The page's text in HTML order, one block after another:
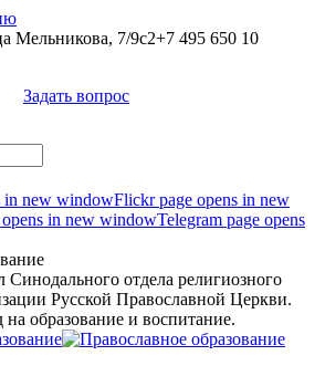
Мельникова, 7/9с2+7 495 650 10
Задать вопрос
in new windowFlickr page opens in new
in new windowTelegram page opens
отдела религиозного
Русской Православной Церкви.
образование и воспитание.